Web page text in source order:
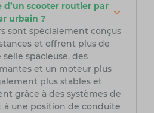
d’un scooter routier par
urbain ?
sont spécialement conçus
et offrent plus de
spacieuse, des
et un moteur plus
plus stables et
grâce à des systèmes de
à une position de conduite